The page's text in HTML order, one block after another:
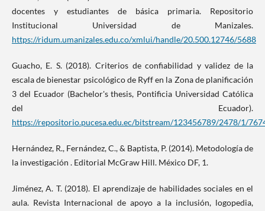
docentes y estudiantes de básica primaria. Repositorio
Institucional Universidad de Manizales.
https://ridum.umanizales.edu.co/xmlui/handle/20.500.12746/5688
Guacho, E. S. (2018). Criterios de confiabilidad y validez de la
escala de bienestar psicológico de Ryff en la Zona de planificación
3 del Ecuador (Bachelor's thesis, Pontificia Universidad Católica
del Ecuador).
https://repositorio.pucesa.edu.ec/bitstream/123456789/2478/1/
Hernández, R., Fernández, C., & Baptista, P. (2014). Metodología de
la investigación . Editorial McGraw Hill. México DF, 1.
Jiménez, A. T. (2018). El aprendizaje de habilidades sociales en el
aula. Revista Internacional de apoyo a la inclusión, logopedia,